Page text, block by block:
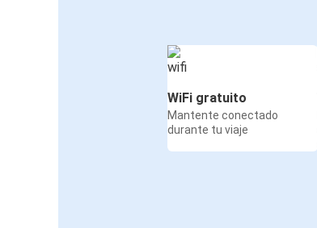
WiFi gratuito
Mantente conectado
durante tu viaje